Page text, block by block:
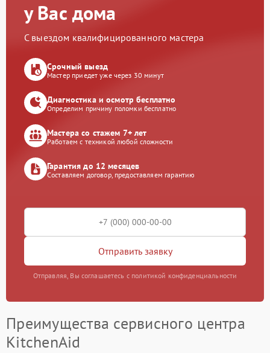
у Вас дома
С выездом квалифицированного мастера
Срочный выезд
Мастер приедет уже через 30 минут
Диагностика и осмотр бесплатно
Определим причину поломки бесплатно
Мастера со стажем 7+ лет
Работаем с техникой любой сложности
Гарантия до 12 месяцев
Составляем договор, предоставляем гарантию
Отправить заявку
Отправляя, Вы соглашаетесь с политикой конфиденциальности
Преимущества сервисного центра
KitchenAid